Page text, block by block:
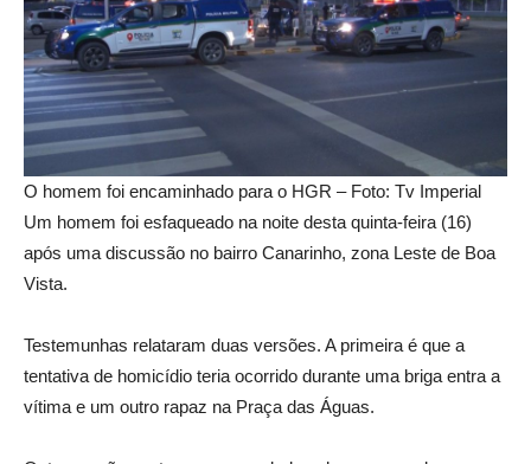
O homem foi encaminhado para o HGR – Foto: Tv Imperial
Um homem foi esfaqueado na noite desta quinta-feira (16)
após uma discussão no bairro Canarinho, zona Leste de Boa
Vista.
Testemunhas relataram duas versões. A primeira é que a
tentativa de homicídio teria ocorrido durante uma briga entra a
vítima e um outro rapaz na Praça das Águas.